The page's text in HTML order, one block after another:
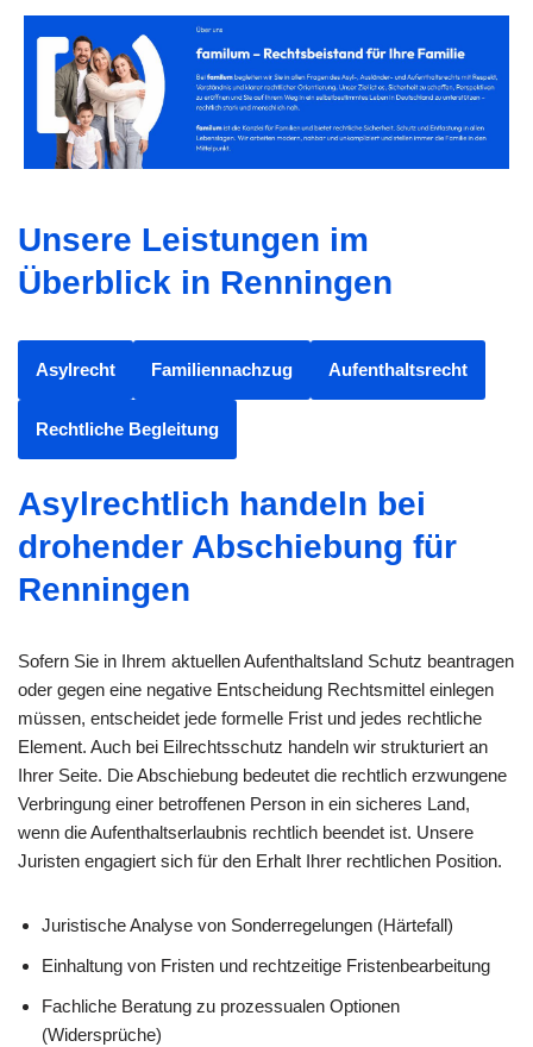
Unsere Leistungen im
Überblick in Renningen
Asylrecht Familiennachzug Aufenthaltsrecht
Rechtliche Begleitung
Asylrechtlich handeln bei
drohender Abschiebung für
Renningen
Sofern Sie in Ihrem aktuellen Aufenthaltsland Schutz beantragen
oder gegen eine negative Entscheidung Rechtsmittel einlegen
müssen, entscheidet jede formelle Frist und jedes rechtliche
Element. Auch bei Eilrechtsschutz handeln wir strukturiert an
Ihrer Seite. Die Abschiebung bedeutet die rechtlich erzwungene
Verbringung einer betroffenen Person in ein sicheres Land,
wenn die Aufenthaltserlaubnis rechtlich beendet ist. Unsere
Juristen engagiert sich für den Erhalt Ihrer rechtlichen Position.
Juristische Analyse von Sonderregelungen (Härtefall)
Einhaltung von Fristen und rechtzeitige Fristenbearbeitung
Fachliche Beratung zu prozessualen Optionen
(Widersprüche)